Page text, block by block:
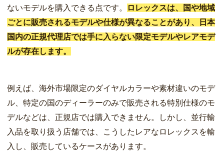
ないモデルを購入できる点です。
ロレックスは、国や地域
ごとに販売されるモデルや仕様が異なることがあり、日本
国内の正規代理店では手に入らない限定モデルやレアモデ
ルが存在します。
例えば、海外市場限定のダイヤルカラーや素材違いのモデ
ル、特定の国のディーラーのみで販売される特別仕様のモ
デルなどは、正規店では購入できません。しかし、並行輸
入品を取り扱う店舗では、こうしたレアなロレックスを輸
入し、販売しているケースがあります。